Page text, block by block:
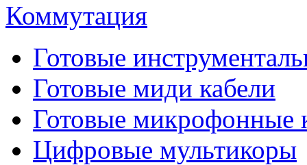
Коммутация
Готовые
Готовые миди кабели
Готовые микрофонные
Цифровые мультикоры